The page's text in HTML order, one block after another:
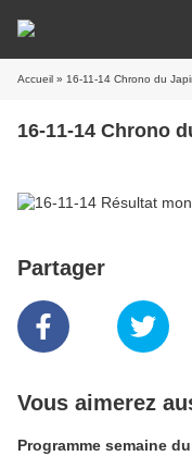
Accueil » 16-11-14 Chrono du
16-11-14 Chrono
Partager
Vous aimerez
Programme semaine